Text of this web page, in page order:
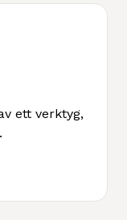
ett verktyg,